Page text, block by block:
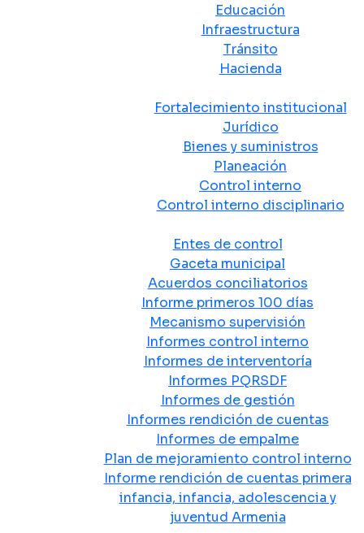
Educación
Infraestructura
Tránsito
Hacienda
Fortalecimiento institucional
Jurídico
Bienes y suministros
Planeación
Control interno
Control interno disciplinario
Entes de control
Gaceta municipal
Acuerdos conciliatorios
Informe primeros 100 días
Mecanismo supervisión
Informes control interno
Informes de interventoría
Informes PQRSDF
Informes de gestión
Informes rendición de cuentas
Informes de empalme
Plan de mejoramiento control interno
Informe rendición de cuentas primera
infancia, infancia, adolescencia y
juventud Armenia